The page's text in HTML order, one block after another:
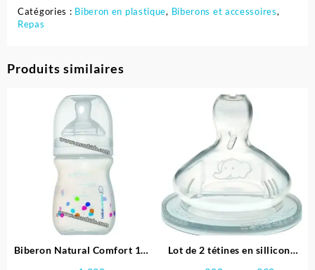
Catégories : Biberon en plastique, Biberons et accessoires,
Repas
Produits similaires
Biberon Natural Comfort 140
Lot de 2 tétines en sillicone